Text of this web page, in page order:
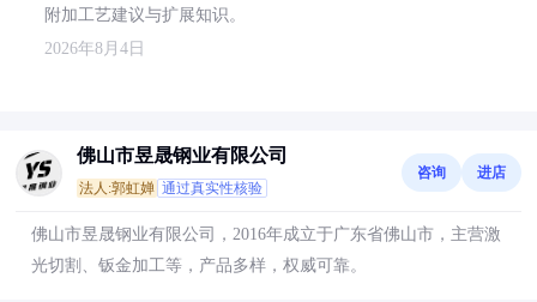
附加工艺建议与扩展知识。
2026年8月4日
佛山市昱晟钢业有限公司
法人:郭虹婵 通过真实性核验
咨询 进店
佛山市昱晟钢业有限公司，2016年成立于广东省佛山市，主营激
光切割、钣金加工等，产品多样，权威可靠。